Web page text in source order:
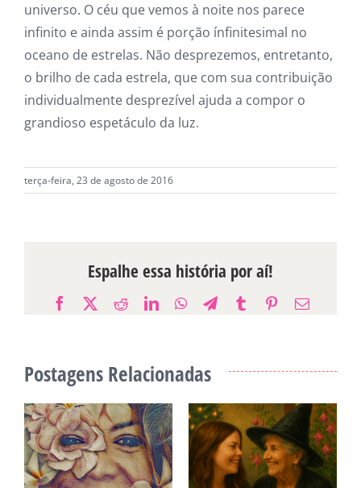
universo. O céu que vemos à noite nos parece
infinito e ainda assim é porção ínfinitesimal no
oceano de estrelas. Não desprezemos, entretanto,
o brilho de cada estrela, que com sua contribuição
individualmente desprezível ajuda a compor o
grandioso espetáculo da luz.
terça-feira, 23 de agosto de 2016
Espalhe essa história por aí!
Facebook
X RedditLinkedInWhatsApp
Telegram
TumblrPinterest
E-
Postagens Relacionadas